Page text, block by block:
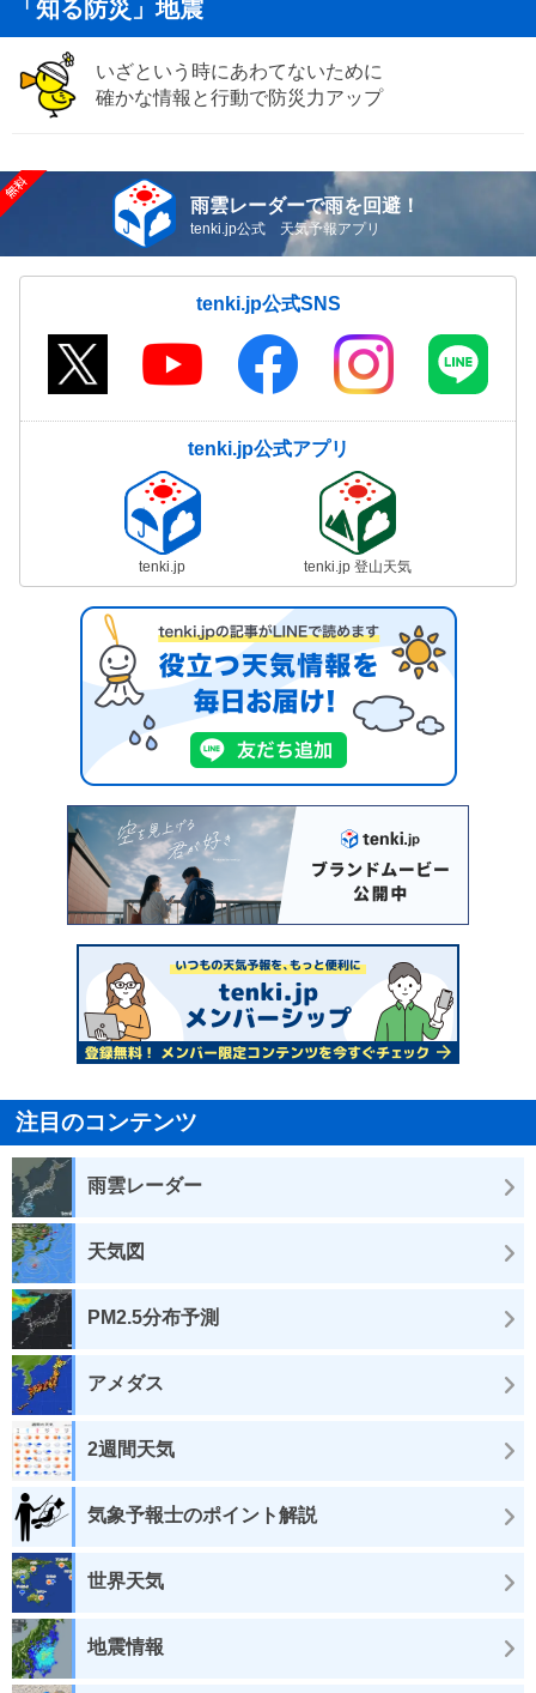
「知る防災」地震
いざという時にあわてないために
確かな情報と行動で防災力アップ
雨雲レーダーで雨を回避！
tenki.jp公式 天気予報アプリ
tenki.jp公式SNS
tenki.jp公式アプリ
tenki.jp tenki.jp 登山天気
注目のコンテンツ
雨雲レーダー
天気図
PM2.5分布予測
アメダス
2週間天気
気象予報士のポイント解説
世界天気
地震情報